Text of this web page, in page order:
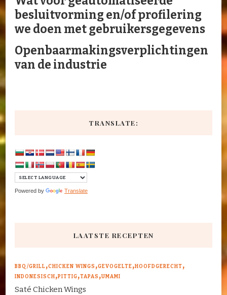
besluitvorming en/of profilering
we doen met gebruikersgegevens
Openbaarmakingsverplichtingen
van de industrie
TRANSLATE:
Powered by Translate
LAATSTE RECEPTEN
BBQ/GRILL CHICKEN WINGS GEVOGELTE HOOFDGERECHT
INDONESISCH PITTIG TAPAS UMAMI
Saté Chicken Wings